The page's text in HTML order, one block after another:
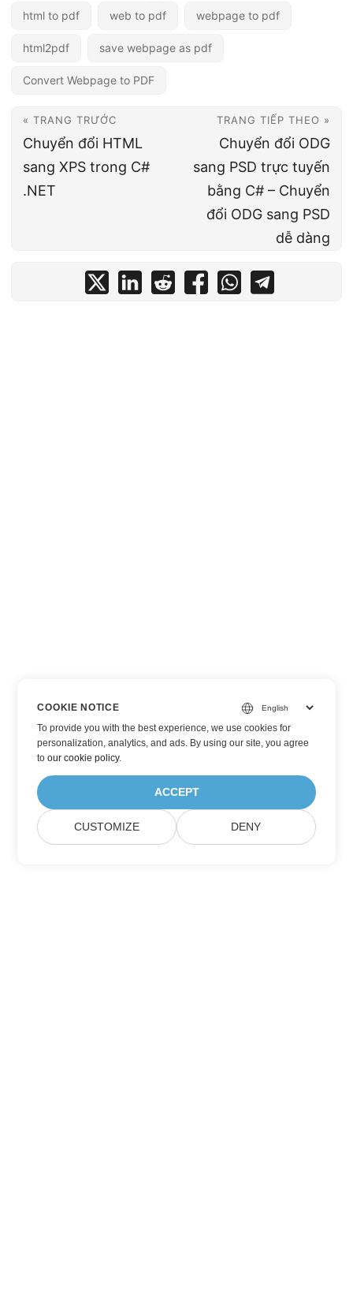
html to pdf web to pdf webpage to pdf
html2pdf save webpage as pdf
Convert Webpage to PDF
« TRANG TRƯỚC
Chuyển đổi HTML
sang XPS trong C#
.NET
TRANG TIẾP THEO »
Chuyển đổi ODG
sang PSD trực tuyến
bằng C# – Chuyển
đổi ODG sang PSD
dễ dàng
COOKIE NOTICE
To provide you with the best experience, we use cookies for
personalization, analytics, and ads. By using our site, you agree
toour cookie policy.
ACCEPT
CUSTOMIZE DENY